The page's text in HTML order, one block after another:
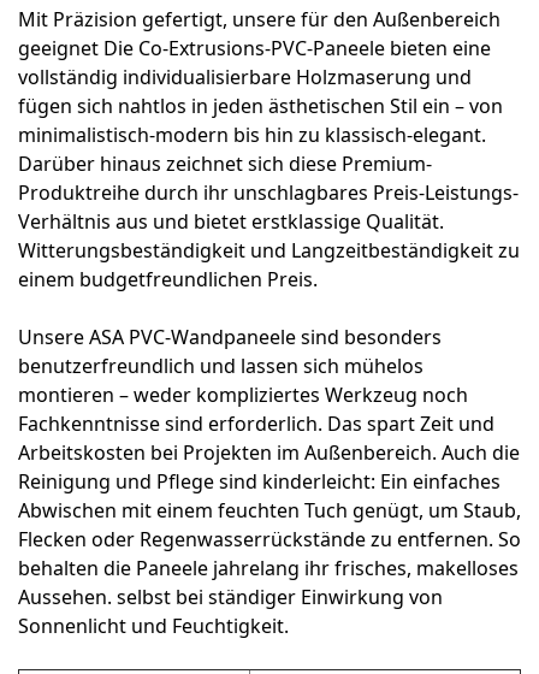
Mit Präzision gefertigt, unserefür den Außenbereich
geeignet Die Co-Extrusions-PVC-Paneele bieten eine
vollständig individualisierbare Holzmaserung und
fügen sich nahtlos in jeden ästhetischen Stil ein – von
minimalistisch-modern bis hin zu klassisch-elegant.
Darüber hinaus zeichnet sich diese Premium-
Produktreihe durch ihr unschlagbares Preis-Leistungs-
Verhältnis aus und bietet erstklassige Qualität.
Witterungsbeständigkeit und Langzeitbeständigkeitzu
einem budgetfreundlichen Preis.
Unsere ASA PVC-Wandpaneele sind besonders
benutzerfreundlich und lassen sich mühelos
montieren – weder kompliziertes Werkzeug noch
Fachkenntnisse sind erforderlich. Das spart Zeit und
Arbeitskosten bei Projekten im Außenbereich. Auch die
Reinigung und Pflege sind kinderleicht: Ein einfaches
Abwischen mit einem feuchten Tuch genügt, um Staub,
Flecken oder Regenwasserrückstände zu entfernen. So
behalten die Paneele jahrelang ihr frisches, makelloses
Aussehen. selbst bei ständiger Einwirkung von
Sonnenlicht und Feuchtigkeit.